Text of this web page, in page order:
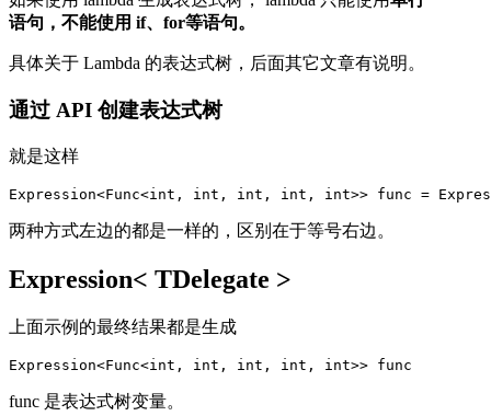
语句，不能使用 if、for等语句。
具体关于 Lambda 的表达式树，后面其它文章有说明。
通过 API 创建表达式树
就是这样
Expression<Func<int, int, int, int, int>> func =
两种方式左边的都是一样的，区别在于等号右边。
Expression< TDelegate >
上面示例的最终结果都是生成
Expression<Func<int, int, int, int, int>> func
func 是表达式树变量。